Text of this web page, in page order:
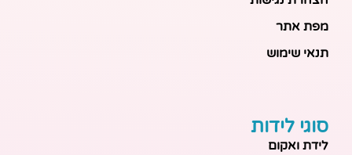
מפת אתר
תנאי שימוש
סוגי לידות
לידת ואקום